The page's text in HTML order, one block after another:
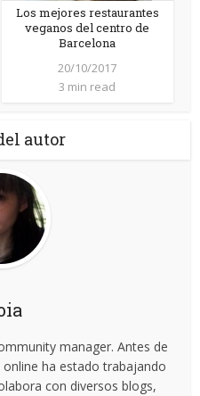
Los mejores restaurantes
veganos del centro de
Barcelona
20/10/2017
3 min read
autor
manager. Antes de
ha estado trabajando
con diversos blogs,